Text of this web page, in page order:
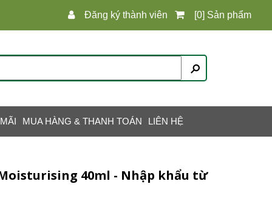
Đăng ký thành viên [0] Sản phẩm
MUA HÀNG & THANH TOÁN LIÊN HỆ
40ml - Nhập khẩu từ